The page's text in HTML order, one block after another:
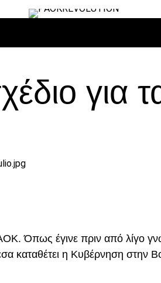
για
Όπως έγινε πριν από λίγο
καταθέτει η Κυβέρνηση στην